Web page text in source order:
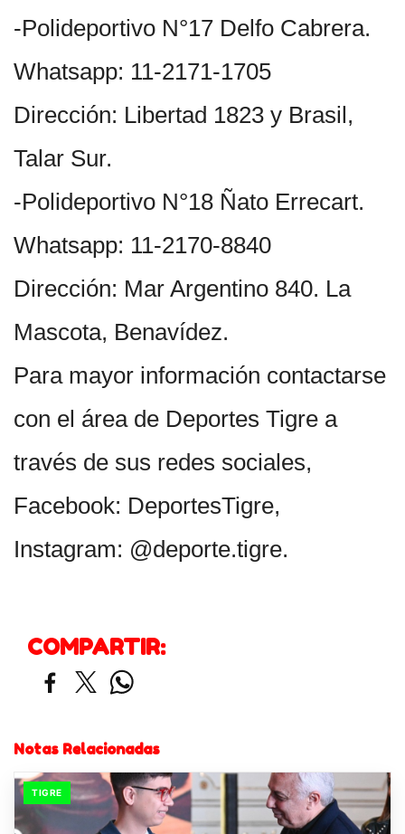
-Polideportivo N°17 Delfo Cabrera.
Whatsapp: 11-2171-1705
Dirección: Libertad 1823 y Brasil,
Talar Sur.
-Polideportivo N°18 Ñato Errecart.
Whatsapp: 11-2170-8840
Dirección: Mar Argentino 840. La
Mascota, Benavídez.
Para mayor información contactarse
con el área de Deportes Tigre a
través de sus redes sociales,
Facebook: DeportesTigre,
Instagram: @deporte.tigre.
COMPARTIR:
Notas Relacionadas
TIGRE